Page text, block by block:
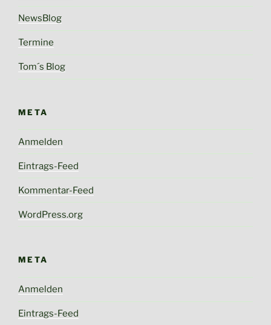
NewsBlog
Termine
Tom´s Blog
META
Anmelden
Eintrags-Feed
Kommentar-Feed
WordPress.org
META
Anmelden
Eintrags-Feed